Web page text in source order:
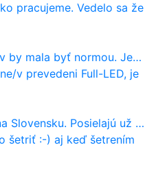
pracujeme. Vedelo sa že
Jeden nový dnes stojí priemerne 1251 eur!
v prevedeni Full-LED, je
už pokuty? Ukáže ich Waze?
šetriť :-) aj keď šetrením